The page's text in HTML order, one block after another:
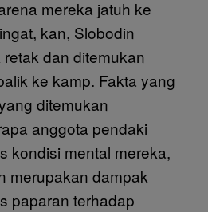
mereka jatuh ke
kan, Slobodin
dan ditemukan
ke kamp. Fakta yang
ditemukan
anggota pendaki
kondisi mental mereka,
merupakan dampak
paparan terhadap